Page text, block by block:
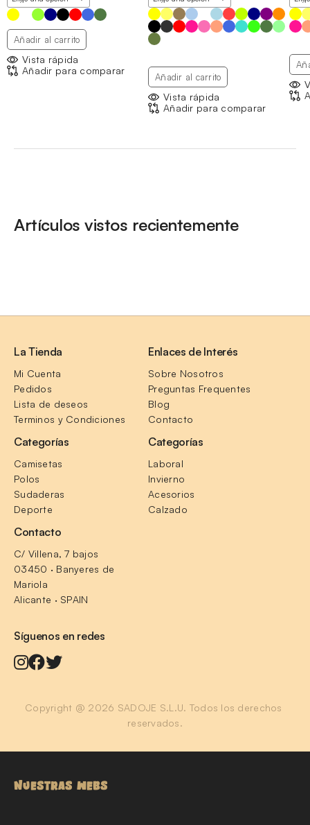
desde
7,88 €
hasta
8,26 €
Añadir al carrito
Vista rápida
Añadir para comparar
Añadir al carrito
Vista rápida
Añadir para comparar
Artículos vistos recientemente
La Tienda
Mi Cuenta
Pedidos
Lista de deseos
Terminos y Condiciones
Enlaces de Interés
Sobre Nosotros
Preguntas Frequentes
Blog
Contacto
Categorías
Camisetas
Polos
Sudaderas
Deporte
Categorías
Laboral
Invierno
Acesorios
Calzado
Contacto
C/ Villena, 7 bajos
03450 · Banyeres de
Mariola
Alicante · SPAIN
Síguenos en redes
Copyright @ 2026 SADOJE S.L.U. Todos los derechos
reservados.
NUESTRAS WEBS